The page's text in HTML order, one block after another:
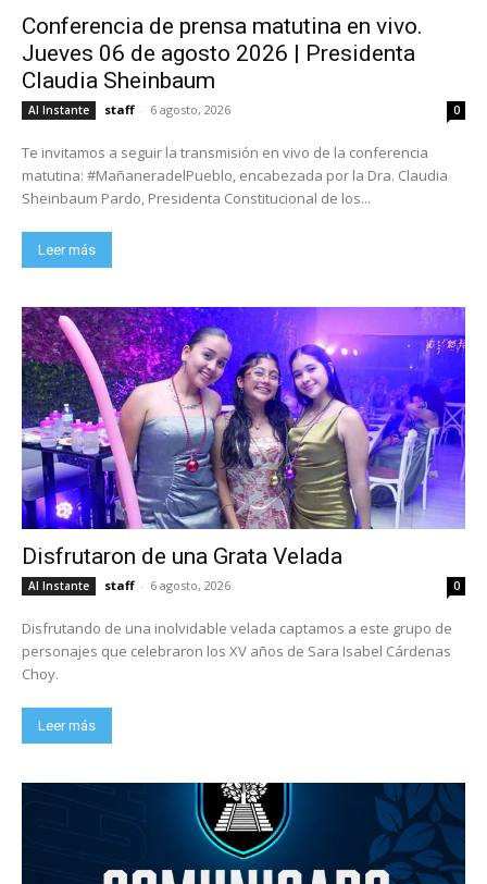
Conferencia de prensa matutina en vivo.
Jueves 06 de agosto 2026 | Presidenta
Claudia Sheinbaum
Al Instante staff - 6 agosto, 2026 0
Te invitamos a seguir la transmisión en vivo de la conferencia
matutina: #MañaneradelPueblo, encabezada por la Dra. Claudia
Sheinbaum Pardo, Presidenta Constitucional de los...
Leer más
Disfrutaron de una Grata Velada
Al Instante staff - 6 agosto, 2026 0
Disfrutando de una inolvidable velada captamos a este grupo de
personajes que celebraron los XV años de Sara Isabel Cárdenas
Choy.
Leer más